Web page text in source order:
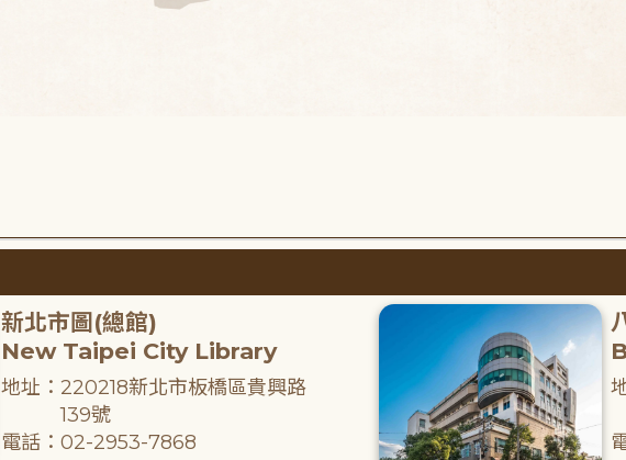
新北市圖(總館)
New Taipei City Library
地址：220218新北市板橋區貴興路
139號
電話：02-2953-7868